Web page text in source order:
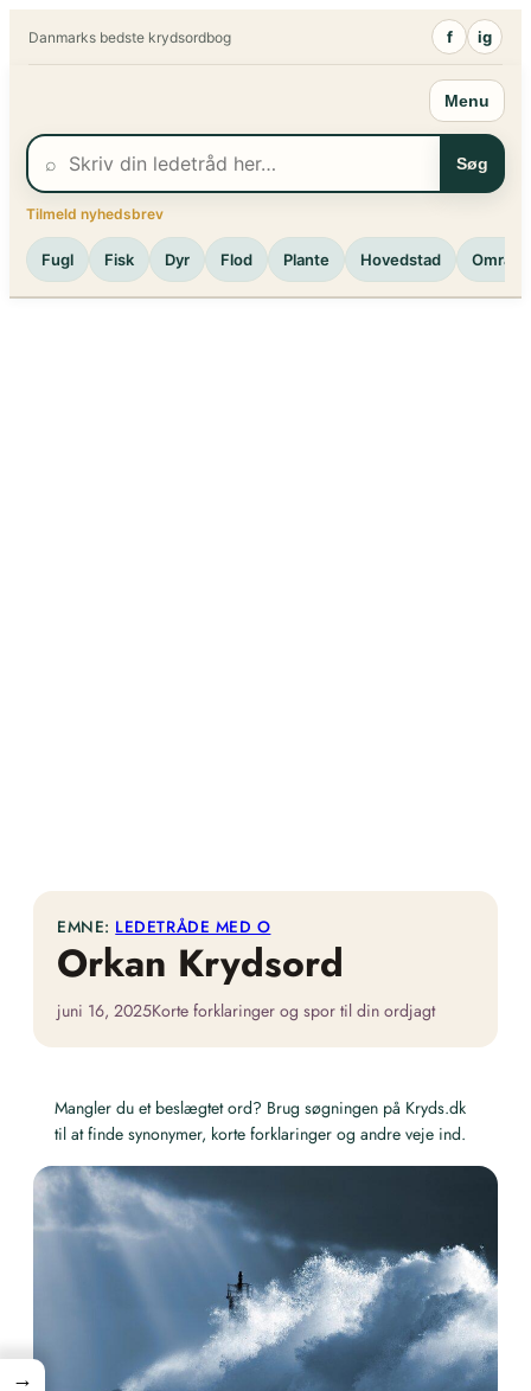
Danmarks bedste krydsordbog f ig
Menu
⌕ Søg
Tilmeld nyhedsbrev
Fugl Fisk Dyr Flod Plante Hovedstad Område
EMNE: LEDETRÅDE MED O
Orkan Krydsord
juni 16, 2025Korte forklaringer og spor til din ordjagt
Mangler du et beslægtet ord? Brug søgningen på Kryds.dk
til at finde synonymer, korte forklaringer og andre veje ind.
→